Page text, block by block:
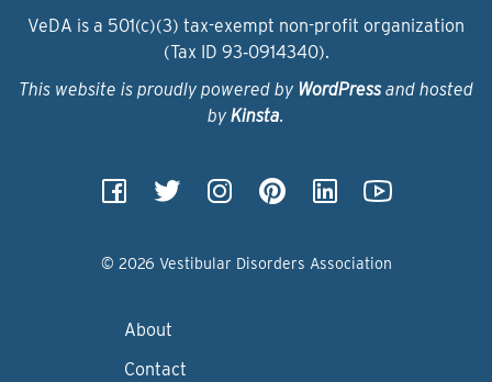
VeDA is a 501(c)(3) tax-exempt non-profit organization
(Tax ID 93‑0914340).
This website is proudly powered by WordPressand hosted
by Kinsta.
© 2026 Vestibular Disorders Association
About
Contact